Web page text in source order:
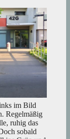
im Bild
Regelmäßig
ruhig das
sobald